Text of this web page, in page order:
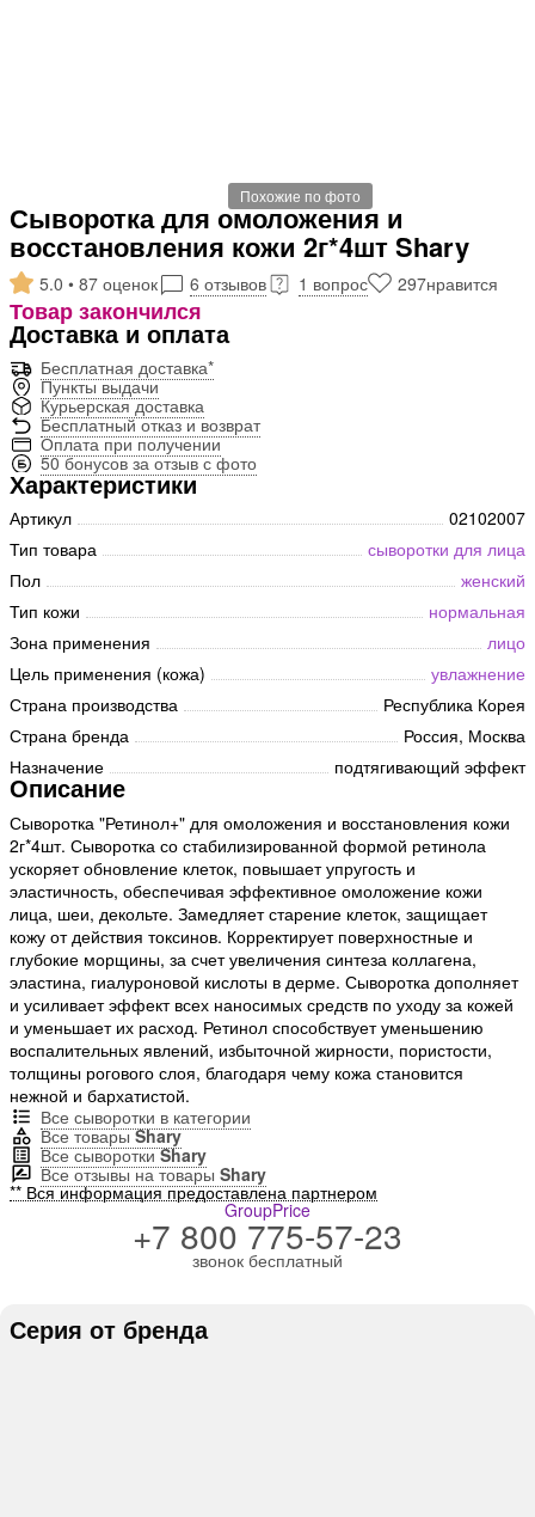
Похожие по фото
Сыворотка для омоложения и
восстановления кожи 2г*4шт Shary
5.0 • 87 оценок 6 отзывов 1 вопрос 297нравится
Товар закончился
Доставка и оплата
Бесплатная доставка*
Пункты выдачи
Курьерская доставка
Бесплатный отказ и возврат
Оплата при получении
50 бонусов за отзыв с фото
Характеристики
Артикул
02102007
Тип товара
сыворотки для лица
Пол
женский
Тип кожи
нормальная
Зона применения
лицо
Цель применения (кожа)
увлажнение
Страна производства
Республика Корея
Страна бренда
Россия, Москва
Назначение
подтягивающий эффект
Описание
Сыворотка "Ретинол+" для омоложения и восстановления кожи
2г*4шт. Сыворотка со стабилизированной формой ретинола
ускоряет обновление клеток, повышает упругость и
эластичность, обеспечивая эффективное омоложение кожи
лица, шеи, декольте. Замедляет старение клеток, защищает
кожу от действия токсинов. Корректирует поверхностные и
глубокие морщины, за счет увеличения синтеза коллагена,
эластина, гиалуроновой кислоты в дерме. Сыворотка дополняет
и усиливает эффект всех наносимых средств по уходу за кожей
и уменьшает их расход. Ретинол способствует уменьшению
воспалительных явлений, избыточной жирности, пористости,
толщины рогового слоя, благодаря чему кожа становится
нежной и бархатистой.
Все сыворотки в категории
Все товарыShary
Все сывороткиShary
Все отзывы на товары Shary
** Вся информация предоставлена партнером
GroupPrice
+7 800 775-57-23
звонок бесплатный
Серия от бренда